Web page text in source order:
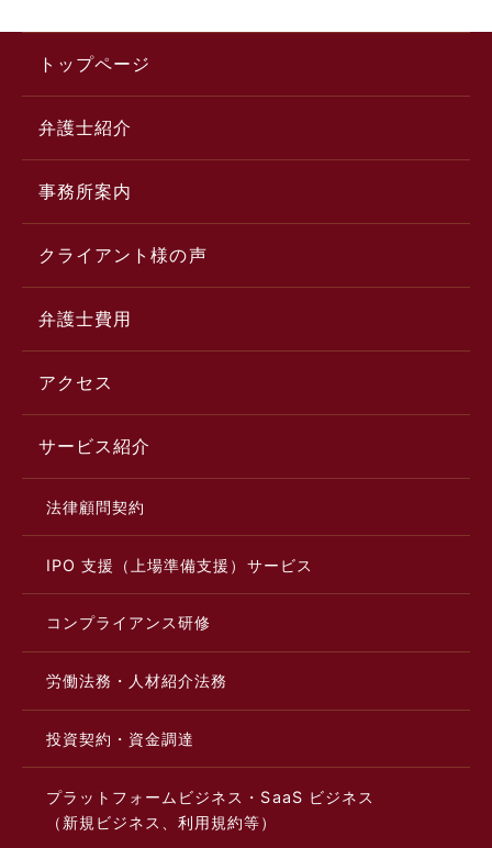
トップページ
弁護士紹介
事務所案内
クライアント様の声
弁護士費用
アクセス
サービス紹介
法律顧問契約
IPO 支援（上場準備支援）サービス
コンプライアンス研修
労働法務・人材紹介法務
投資契約・資金調達
プラットフォームビジネス・SaaS ビジネス
（新規ビジネス、利用規約等）